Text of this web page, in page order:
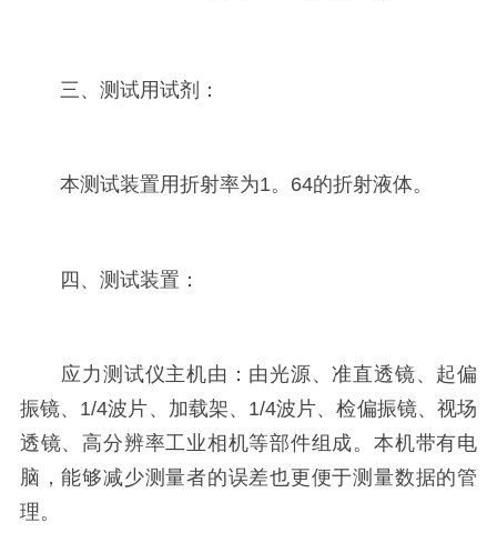
三、测试用试剂：
本测试装置用折射率为1。64的折射液体。
四、测试装置：
应力测试仪主机由：由光源、准直透镜、起偏
振镜、1/4波片、加载架、1/4波片、检偏振镜、视场
透镜、高分辨率工业相机等部件组成。本机带有电
脑，能够减少测量者的误差也更便于测量数据的管
理。